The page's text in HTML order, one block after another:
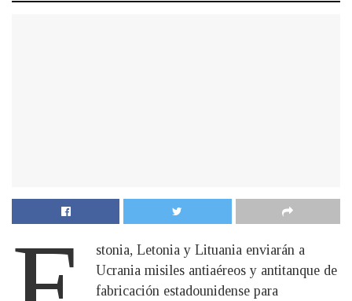
stonia, Letonia y Lituania enviarán a
Ucrania misiles antiaéreos y antitanque de
fabricación estadounidense para